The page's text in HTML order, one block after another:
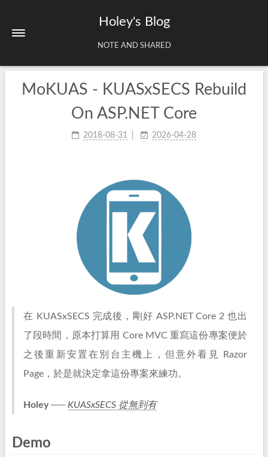
Holey's Blog
NOTE AND SHARED
Home
MoKUAS - KUASxSECS Rebuild
On ASP.NET Core
2018-08-31 2026-04-28
在 KUASxSECS 完成後，剛好 ASP.NET Core 2 也出
了段時間，原本打算用 Core MVC 重寫這份專案便於
之後重新安置在別台主機上，但意外看見 Razor
Page，於是就決定拿這份專案來練功。
Holey── KUASxSECS 從無到有
Demo